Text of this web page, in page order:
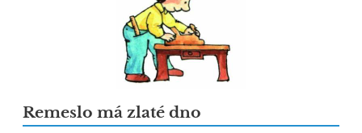
Remeslo má zlaté dno